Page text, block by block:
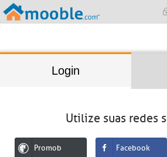
Login
Utilize suas redes
Promob Facebook